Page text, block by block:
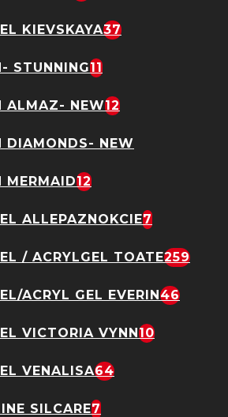
KIEVSKAYA37
STUNNING11
ALMAZ- NEW12
DIAMONDS- NEW
MERMAID12
ALLEPAZNOKCIE7
/ ACRYLGEL TOATE259
ACRYL GEL EVERIN46
VICTORIA VYNN10
VENALISA64
SILCARE7
pot fi utilizate acasă?
profesional, cât și personal.
BASE ONE